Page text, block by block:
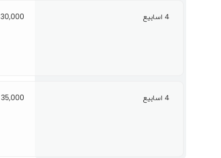
4 اسابيع 30,000
4 اسابيع 35,000